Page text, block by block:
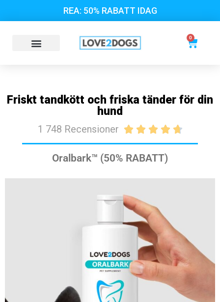
REA: 50% RABATT IDAG
0
Friskt tandkött och friska tänder för din
hund
1 748 Recensioner     
Oralbark™ (50% RABATT)